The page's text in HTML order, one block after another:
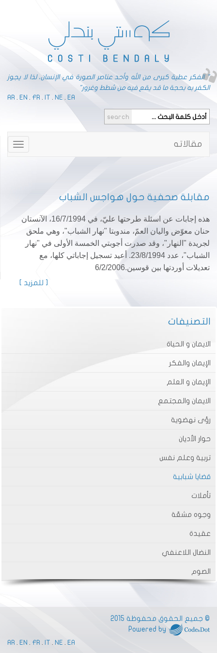
" الفكر عطية كبرى من الله وأحد عناصر الصورة في الإنسان، لذا لا يجوز
الكفر به بحجة ما قد يقع فيه من شطط وغرور"
AR . EN . FR . IT . NE . EA
مقالاته
مقابلة صحفية حول هواجس الشباب
هذه إجابات عن اسئلة طرحتها عليّ، في 16/7/1994، الآنستان
حنان معوّض واليان العمّ، مندوبتا "نهار الشباب"، وهي ملحق
لجريدة "النهار"، وقد صدرت أجوبتي الخمسة الأولى في "نهار
الشباب"، عدد 23/8/1994. أعيد تسجيل إجاباتي كلها، مع
تعديلات أوردتها بين قوسين.6/2/2006
[ للمزيد ]
التصنيفات
الايمان و الحياة
الإيمان والفكر
الإيمان و العلم
الايمان والمجتمع
رؤى نهضوية
حوار الأديان
تربية وعلم نفس
قضايا شبابية
تأملات
وجوه مشعّة
عقيدة
النضال اللاعنفي
الصوم
© جميع الحقوق محفوظة 2015
Powered by
AR . EN . FR . IT . NE . EA